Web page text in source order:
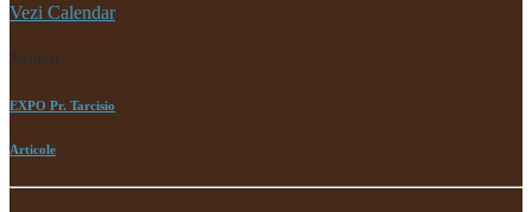
Vezi Calendar
Noutăți
EXPO Pr. Tarcisio
Articole